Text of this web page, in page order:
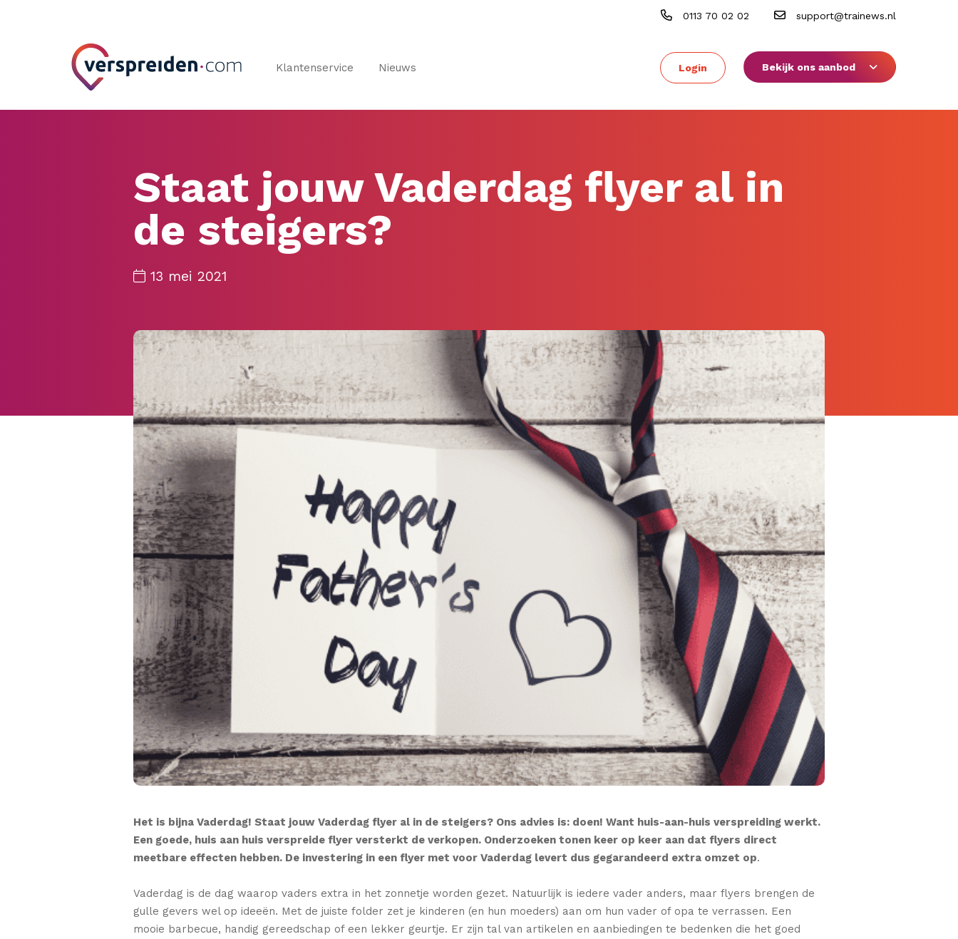
0113 70 02 02 support@trainews.nl
Klantenservice Nieuws Login Bekijk ons aanbod
Staat jouw Vaderdag flyer al in
de steigers?
13 mei 2021
Het is bijna Vaderdag! Staat jouw Vaderdag flyer al in de steigers? Ons advies is: doen! Want huis-aan-huis verspreiding werkt.
Een goede, huis aan huis verspreide flyer versterkt de verkopen. Onderzoeken tonen keer op keer aan dat flyers direct
meetbare effecten hebben. De investering in een flyer met voor Vaderdag levert dus gegarandeerd extra omzet op.
Vaderdag is de dag waarop vaders extra in het zonnetje worden gezet. Natuurlijk is iedere vader anders, maar flyers brengen de
gulle gevers wel op ideeën. Met de juiste folder zet je kinderen (en hun moeders) aan om hun vader of opa te verrassen. Een
mooie barbecue, handig gereedschap of een lekker geurtje. Er zijn tal van artikelen en aanbiedingen te bedenken die het goed